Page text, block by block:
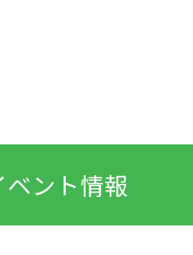
ベント情報